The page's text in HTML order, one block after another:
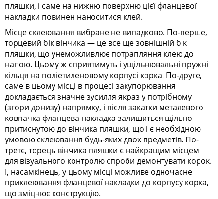
пляшки, і саме на нижню поверхню цієї фланцевої
накладки повинен наноситися клей.
Місце склеювання вибране не випадково. По-перше,
торцевий бік вінчика — це все ще зовнішній бік
пляшки, що унеможливлює потрапляння клею до
напою. Цьому ж сприятимуть і ущільнювальні пружні
кільця на поліетиленовому корпусі корка. По-друге,
саме в цьому місці в процесі закупорювання
докладається значне зусилля якраз у потрібному
(згори донизу) напрямку, і після закатки металевого
ковпачка фланцева накладка залишиться щільно
притиснутою до вінчика пляшки, що і є необхідною
умовою склеювання будь-яких двох предметів. По-
третє, торець вінчика пляшки є найкращим місцем
для візуального контролю спроби демонтувати корок.
І, насамкінець, у цьому місці можливе одночасне
приклеювання фланцевої накладки до корпусу корка,
що зміцнює конструкцію.